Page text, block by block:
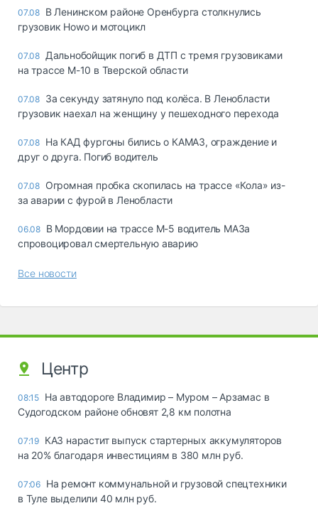
07.08 В Ленинском районе Оренбурга столкнулись
грузовик Howo и мотоцикл
07.08 Дальнобойщик погиб в ДТП с тремя грузовиками
на трассе М-10 в Тверской области
07.08 За секунду затянуло под колёса. В Ленобласти
грузовик наехал на женщину у пешеходного перехода
07.08 На КАД фургоны бились о КАМАЗ, ограждение и
друг о друга. Погиб водитель
07.08 Огромная пробка скопилась на трассе «Кола» из-
за аварии с фурой в Ленобласти
06.08 В Мордовии на трассе М-5 водитель МАЗа
спровоцировал смертельную аварию
Все новости
Центр
08:15 На автодороге Владимир – Муром – Арзамас в
Судогодском районе обновят 2,8 км полотна
07:19 КАЗ нарастит выпуск стартерных аккумуляторов
на 20% благодаря инвестициям в 380 млн руб.
07:06 На ремонт коммунальной и грузовой спецтехники
в Туле выделили 40 млн руб.